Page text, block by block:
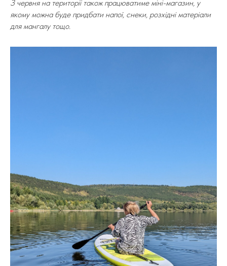
З червня на території також працюватиме міні-магазин, у
якому можна буде придбати напої, снеки, розхідні матеріали
для мангалу тощо.